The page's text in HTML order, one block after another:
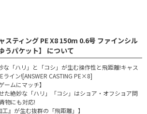
スティング PE X8 150m 0.6号 ファインシル
うパケット】 について
な「ハリ」と「コシ」が生む操作性と飛距離!キャス
ライン![ANSWER CASTING PE×8]
ームにマッチ】
た絶妙な「ハリ」「コシ」はショア・オフショア問
物にも対応!
工』が生む抜群の「飛距離」】